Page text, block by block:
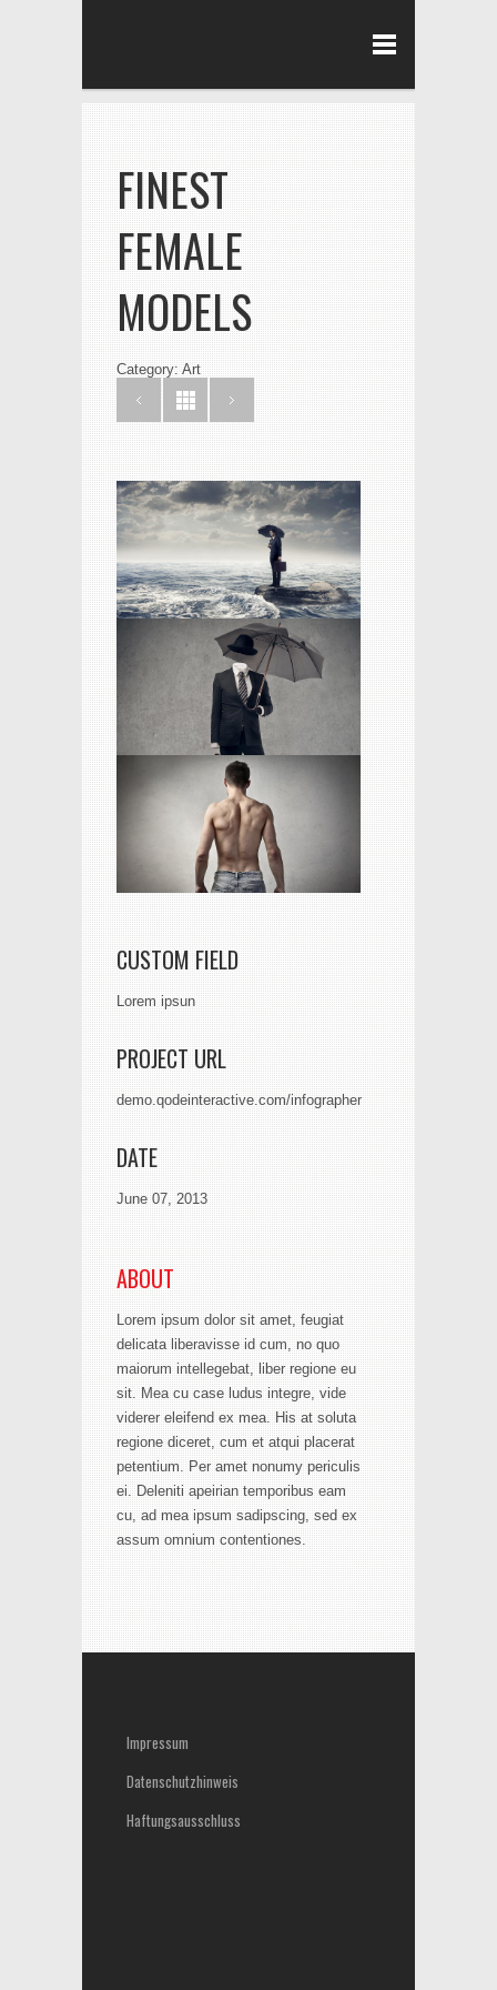
FINEST
FEMALE
MODELS
Category: Art
CUSTOM FIELD
Lorem ipsun
PROJECT URL
demo.qodeinteractive.com/infographer
DATE
June 07, 2013
ABOUT
Lorem ipsum dolor sit amet, feugiat
delicata liberavisse id cum, no quo
maiorum intellegebat, liber regione eu
sit. Mea cu case ludus integre, vide
viderer eleifend ex mea. His at soluta
regione diceret, cum et atqui placerat
petentium. Per amet nonumy periculis
ei. Deleniti apeirian temporibus eam
cu, ad mea ipsum sadipscing, sed ex
assum omnium contentiones.
Impressum
Datenschutzhinweis
Haftungsausschluss